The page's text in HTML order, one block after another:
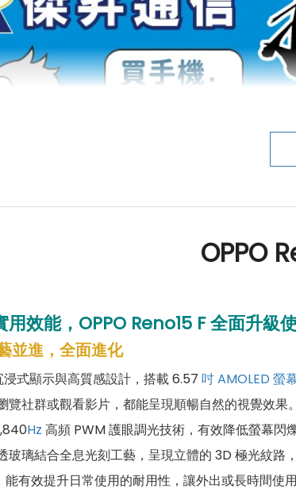
OPPO
效能，OPPO Reno15 F 全面升級
並進，全面進化
浸式顯示與高質感設計，搭載 6.57 吋AMOLED 螢
覽社群或觀看影片，都能呈現順暢自然的視覺效果
Hz 高頻 PWM 護眼調光技術，有效降低螢幕閃
玻璃結合全息光刻工藝，呈現立體的 3D 極光紋路
有效提升日常使用的耐用性，讓外出或長時間